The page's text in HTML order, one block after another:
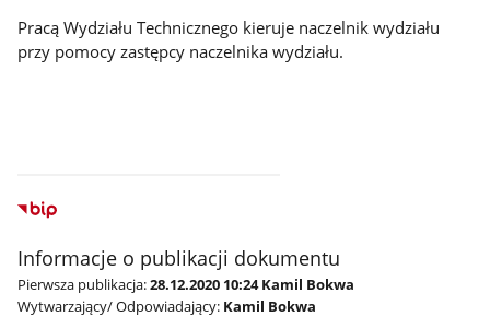
Pracą Wydziału Technicznego kieruje naczelnik wydziału
przy pomocy zastępcy naczelnika wydziału.
Informacje o publikacji dokumentu
Pierwsza publikacja:28.12.2020 10:24 Kamil Bokwa
Wytwarzający/ Odpowiadający: Kamil Bokwa